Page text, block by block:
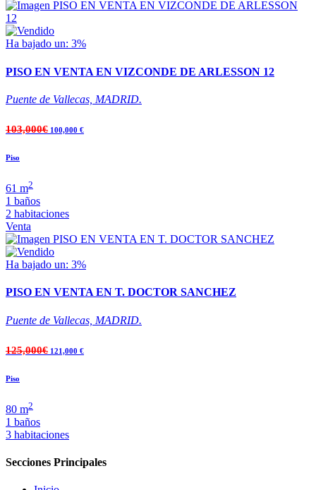
Ha bajado un: 3%
PISO EN VENTA EN VIZCONDE DE ARLESSON 12
Puente de Vallecas, MADRID.
103,000€ 100,000 €
Piso
61 m2
1 baños
2 habitaciones
Venta
Ha bajado un: 3%
PISO EN VENTA EN T. DOCTOR SANCHEZ
Puente de Vallecas, MADRID.
125,000€ 121,000 €
Piso
80 m2
1 baños
3 habitaciones
Secciones Principales